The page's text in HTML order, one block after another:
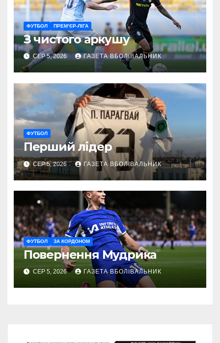
ФУТБОЛ ПРЕМ’ЄР-ЛІГА
З чистого аркушу
СЕР 5, 2026 ГАЗЕТА ВБОЛІВАЛЬНИК
ФУТБОЛ
Перший лідер
СЕР 5, 2026 ГАЗЕТА ВБОЛІВАЛЬНИК
ФУТБОЛ ЗА КОРДОНОМ
Повернення Мудрика
СЕР 5, 2026 ГАЗЕТА ВБОЛІВАЛЬНИК